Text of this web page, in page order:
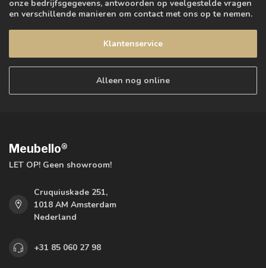
onze bedrijfsgegevens, antwoorden op veelgestelde vragen
en verschillende manieren om contact met ons op te nemen.
Klantenservice
Alleen nog online
Meubello®
LET OP! Geen showroom!
Cruquiuskade 251,
1018 AM Amsterdam
Nederland
+31 85 060 27 98